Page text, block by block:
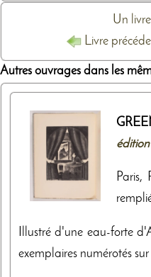
Un
Livre
Autres ouvrages dans les
Paris,
Illustré d'une eau-forte
exemplaires numérotés